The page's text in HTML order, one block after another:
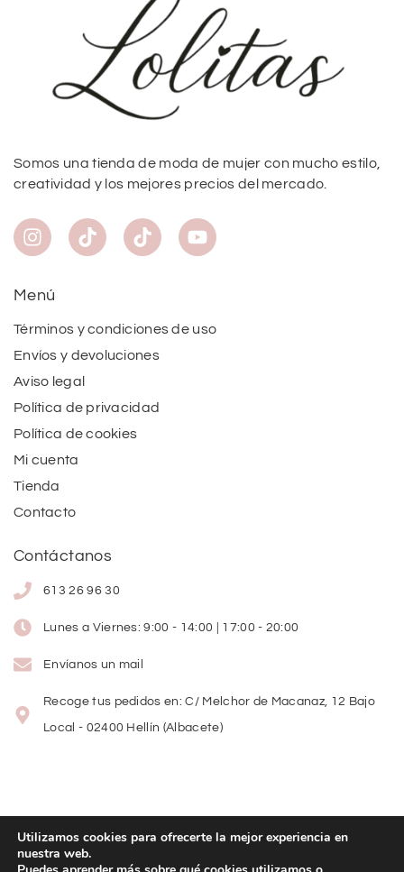
Somos una tienda de moda de mujer con mucho estilo,
creatividad y los mejores precios del mercado.
Menú
Términos y condiciones de uso
Envíos y devoluciones
Aviso legal
Política de privacidad
Política de cookies
Mi cuenta
Tienda
Contacto
Contáctanos
613 26 96 30
Lunes a Viernes: 9:00 - 14:00 | 17:00 - 20:00
Envíanos un mail
Recoge tus pedidos en: C/ Melchor de Macanaz, 12 Bajo
Local - 02400 Hellín (Albacete)
Copyright© 2026Lolitas Moda
Utilizamos cookies para ofrecerte la mejor experiencia en
nuestra web.